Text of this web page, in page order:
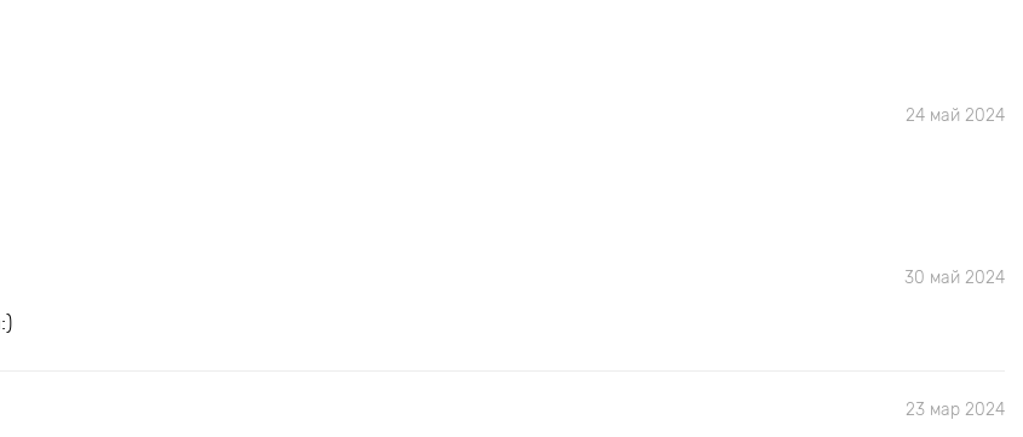
24 май 2024
30 май 2024
23 мар 2024